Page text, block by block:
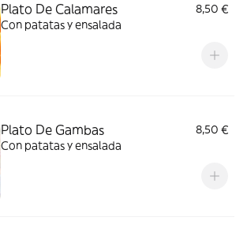
Plato De Calamares
8,50 €
Con patatas y ensalada
Plato De Gambas
8,50 €
Con patatas y ensalada